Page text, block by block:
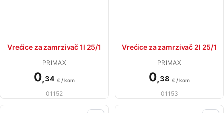
Vrećice za zamrzivač 1l 25/1
PRIMAX
0,34 € / kom
01152
Vrećice za zamrzivač 2l 25/1
PRIMAX
0,38 € / kom
01153